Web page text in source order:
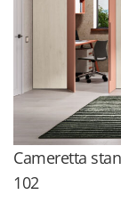
Cameretta
102